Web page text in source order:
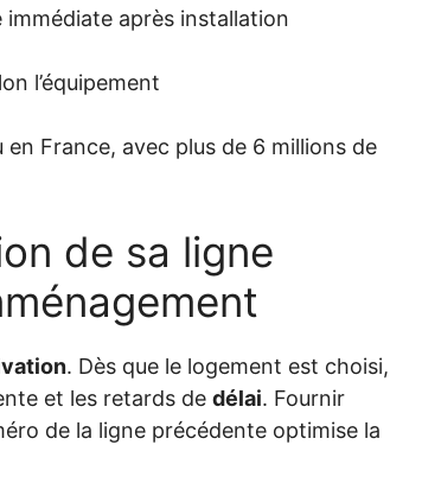
immédiate après installation
l’équipement
France, avec plus de 6 millions de
de sa ligne
. Dès que le logement est choisi,
et les retards de délai. Fournir
de la ligne précédente optimise la